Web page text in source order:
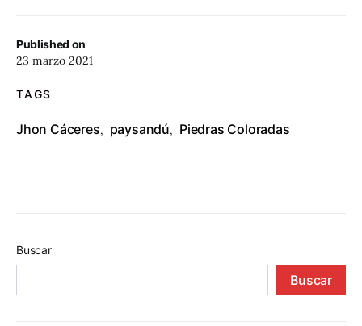
Published on
23 marzo 2021
TAGS
Jhon Cáceres, paysandú, Piedras Coloradas
Buscar
Buscar